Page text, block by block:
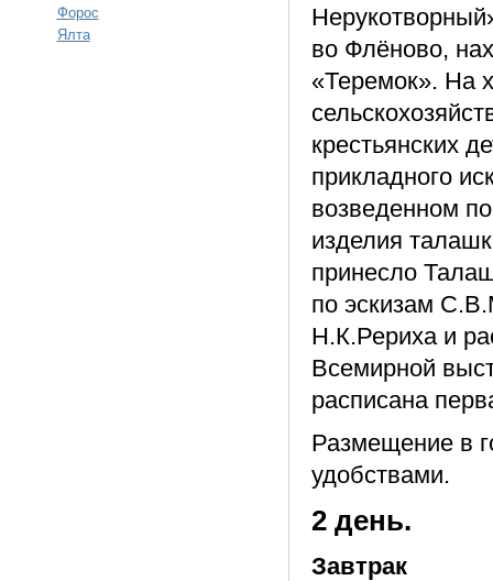
Форос
Ялта
во Флёново,
«Теремок». На
крестьянских
прикладного
возведенном
изделия
принесло
по эскизам
Н.К.Рериха и
Всемирной
расписана
Размещение в
удобствами.
2 день.
Завтрак